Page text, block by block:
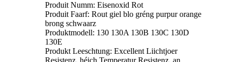
Produit Numm: Eisenoxid Rot
Produit Faarf: Rout giel blo gréng purpur orange
brong schwaarz
Produktmodell: 130 130A 130B 130C 130D
130E
Produkt Leeschtung: Excellent Liichtjoer